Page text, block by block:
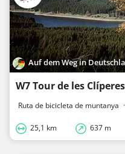
Auf dem Weg in
W7 Tour de les
Ruta de bicicleta de muntanya ·
25,1 km 637 m